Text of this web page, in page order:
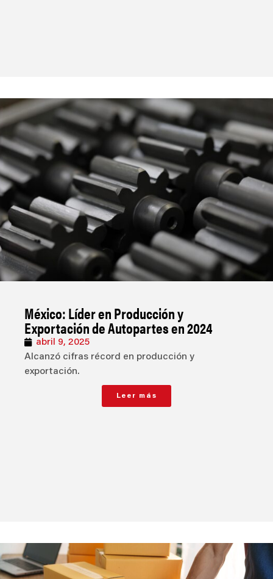
México: Líder en Producción y
Exportación de Autopartes en 2024
abril 9, 2025
Alcanzó cifras récord en producción y
exportación.
Leer más